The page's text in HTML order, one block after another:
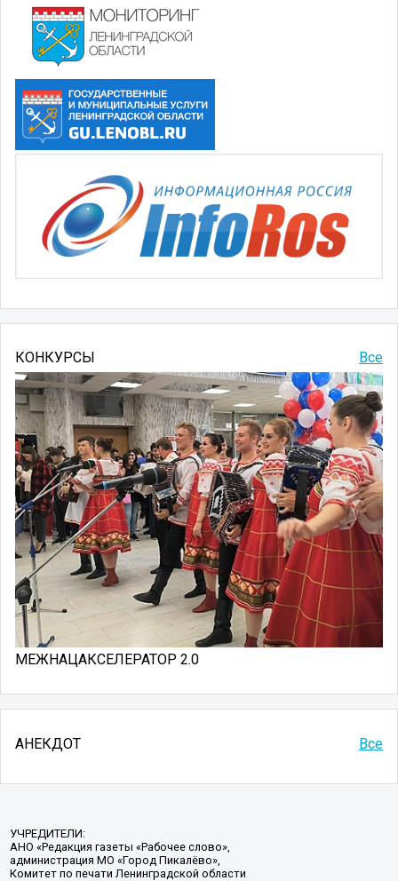
Все
КОНКУРСЫ
МЕЖНАЦАКСЕЛЕРАТОР 2.0
АНЕКДОТ Все
УЧРЕДИТЕЛИ:
АНО «Редакция газеты «Рабочее слово»,
администрация МО «Город Пикалёво»,
Комитет по печати Ленинградской области